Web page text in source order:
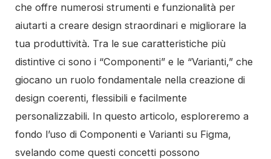
che offre numerosi strumenti e funzionalità per
aiutarti a creare design straordinari e migliorare la
tua produttività. Tra le sue caratteristiche più
distintive ci sono i “Componenti” e le “Varianti,” che
giocano un ruolo fondamentale nella creazione di
design coerenti, flessibili e facilmente
personalizzabili. In questo articolo, esploreremo a
fondo l’uso di Componenti e Varianti su Figma,
svelando come questi concetti possono